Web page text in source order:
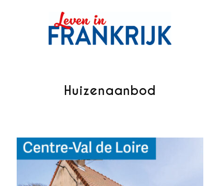
Huizenaanbod